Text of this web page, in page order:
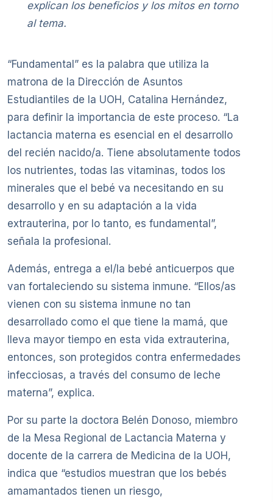
explican los beneficios y los mitos en torno
al tema.
“Fundamental” es la palabra que utiliza la
matrona de la Dirección de Asuntos
Estudiantiles de la UOH, Catalina Hernández,
para definir la importancia de este proceso. “La
lactancia materna es esencial en el desarrollo
del recién nacido/a. Tiene absolutamente todos
los nutrientes, todas las vitaminas, todos los
minerales que el bebé va necesitando en su
desarrollo y en su adaptación a la vida
extrauterina, por lo tanto, es fundamental”,
señala la profesional.
Además, entrega a el/la bebé anticuerpos que
van fortaleciendo su sistema inmune. “Ellos/as
vienen con su sistema inmune no tan
desarrollado como el que tiene la mamá, que
lleva mayor tiempo en esta vida extrauterina,
entonces, son protegidos contra enfermedades
infecciosas, a través del consumo de leche
materna”, explica.
Por su parte la doctora Belén Donoso, miembro
de la Mesa Regional de Lactancia Materna y
docente de la carrera de Medicina de la UOH,
indica que “estudios muestran que los bebés
amamantados tienen un riesgo,